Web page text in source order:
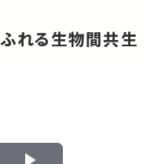
れる生物間共生